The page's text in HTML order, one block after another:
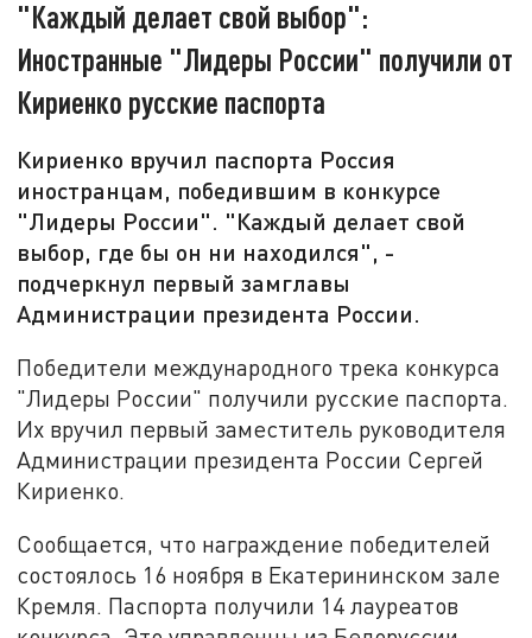
"Каждый делает свой выбор":
Иностранные "Лидеры России" получили от
Кириенко русские паспорта
Кириенко вручил паспорта Россия
иностранцам, победившим в конкурсе
"Лидеры России". "Каждый делает свой
выбор, где бы он ни находился", -
подчеркнул первый замглавы
Администрации президента России.
Победители международного трека конкурса
"Лидеры России" получили русские паспорта.
Их вручил первый заместитель руководителя
Администрации президента России Сергей
Кириенко.
Сообщается, что награждение победителей
состоялось 16 ноября в Екатерининском зале
Кремля. Паспорта получили 14 лауреатов